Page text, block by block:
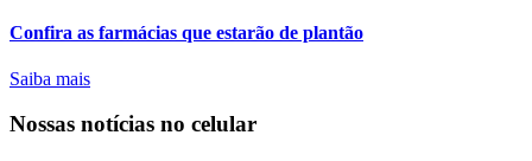
Confira as farmácias que estarão de plantão
Saiba mais
Nossas notícias no celular